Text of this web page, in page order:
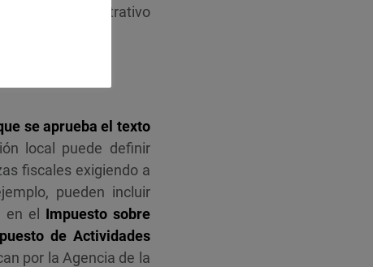
administrativo
se aprueba el texto
local puede definir
fiscales exigiendo a
pueden incluir
en el Impuesto sobre
de Actividades
por la Agencia de la